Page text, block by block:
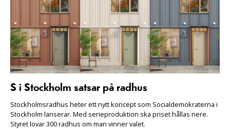
S i Stockholm satsar på radhus
Stockholmsradhus heter ett nytt koncept som Socialdemokraterna i
Stockholm lanserar. Med serieproduktion ska priset hållas nere.
Styret lovar 300 radhus om man vinner valet.